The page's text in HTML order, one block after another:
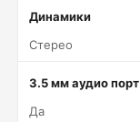
Динамики
Стерео
3.5 мм аудио порт
Да